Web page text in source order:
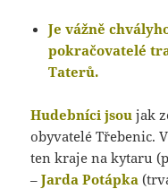
Je vážně
pokračovatelé
Taterů.
Hudebníci jsou jak
obyvatelé Třebenic.
ten kraje na kytaru
–Jarda Potápka